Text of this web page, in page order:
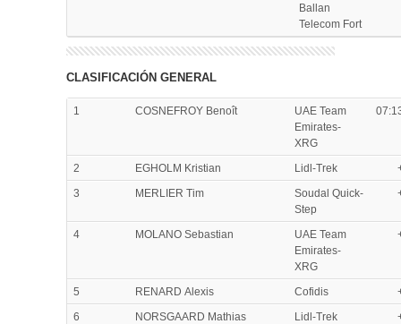
Ballan
Telecom Fort
CLASIFICACIÓN GENERAL
1 COSNEFROY Benoît
UAE Team
Emirates-
XRG
2 EGHOLM Kristian Lidl-Trek
3
MERLIER Tim
Soudal Quick-
Step
4 MOLANO Sebastian
UAE Team
Emirates-
XRG
5 RENARD Alexis Cofidis
6
NORSGAARD Mathias
Lidl-Trek